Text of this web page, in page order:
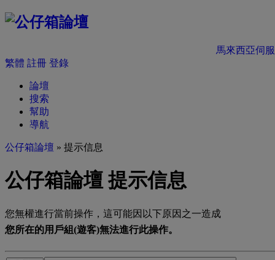
馬來西亞伺
繁體 註冊 登錄
論壇
搜索
幫助
導航
公仔箱論壇 » 提示信息
公仔箱論壇 提示信息
您無權進行當前操作，這可能因以下原因之一造成
您所在的用戶組(遊客)無法進行此操作。